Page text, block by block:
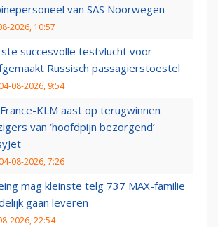
van SAS Noorwegen
2026, 10:57
succesvolle testvlucht voor
Russisch passagierstoestel
04-08-2026, 9:54
KLM aast op terugwinnen
van ‘hoofdpijn bezorgend’
04-08-2026, 7:26
mag kleinste telg 737 MAX-familie
gaan leveren
2026, 22:54